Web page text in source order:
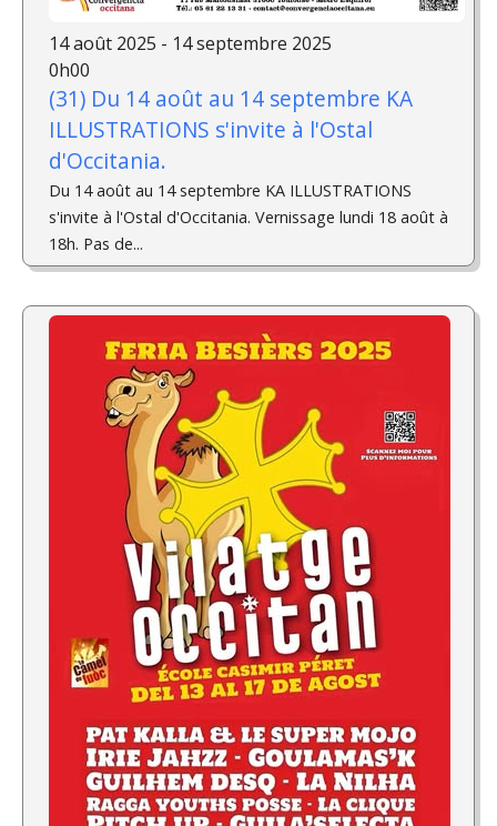
14 août 2025 - 14 septembre 2025
0h00
(31) Du 14 août au 14 septembre KA
ILLUSTRATIONS s'invite à l'Ostal
d'Occitania.
Du 14 août au 14 septembre KA ILLUSTRATIONS
s'invite à l'Ostal d'Occitania. Vernissage lundi 18 août à
18h. Pas de...